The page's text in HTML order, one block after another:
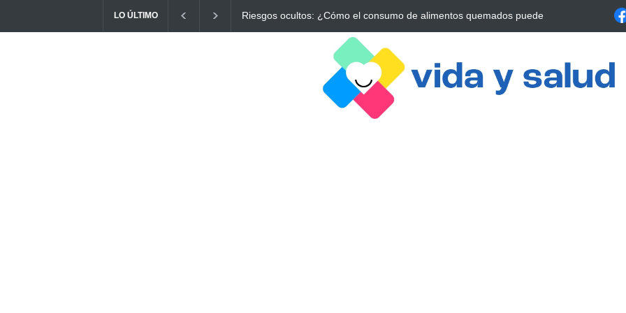
LO ÚLTIMO Ayuno Digital: La Estrategia Esencial para Mejorar tu Bienestar La conexión vital